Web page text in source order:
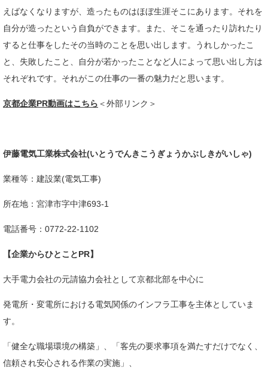
えばなくなりますが、造ったものはほぼ生涯そこにあります。それを
自分が造ったという自負ができます。また、そこを通ったり訪れたり
すると仕事をしたその当時のことを思い出します。うれしかったこ
と、失敗したこと、自分が若かったことなど人によって思い出し方は
それぞれです。それがこの仕事の一番の魅力だと思います。​
京都企業PR動画はこちら ＜外部リンク＞
伊藤電気工業株式会社(いとうでんきこうぎょうかぶしきがいしゃ)
業種等：建設業(電気工事)
所在地：宮津市字中津693-1​
電話番号：0772-22-1102
【企業からひとことPR】
​大手電力会社の元請協力会社として京都北部を中心に
発電所・変電所における電気関係のインフラ工事を主体としていま
す。
「健全な職場環境の構築」、「客先の要求事項を満たすだけでなく、
信頼され安心される作業の実施」、